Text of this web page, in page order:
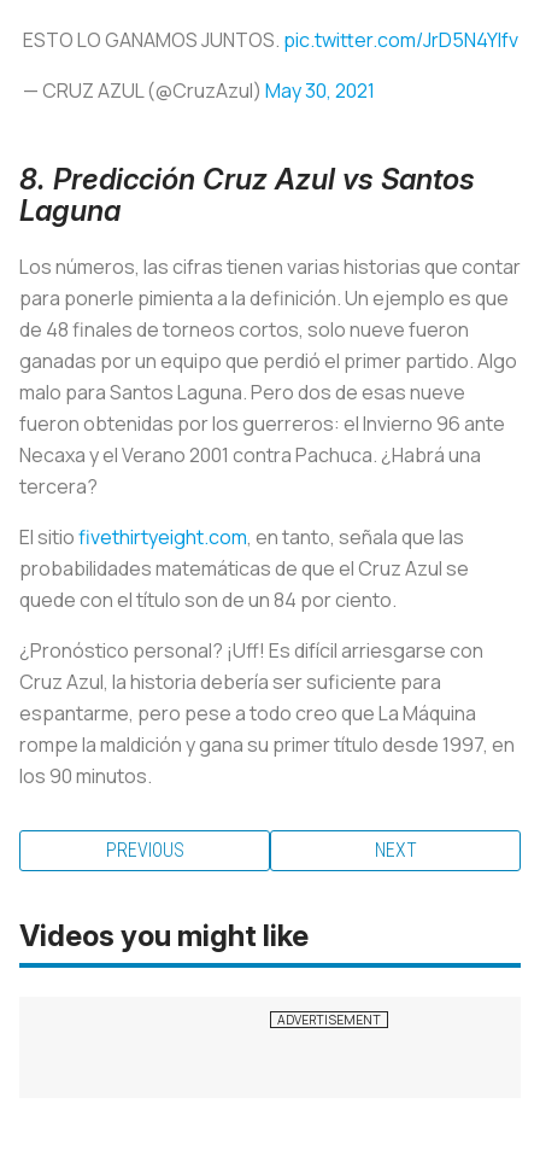
ESTO LO GANAMOS JUNTOS. pic.twitter.com/JrD5N4YIfv
— CRUZ AZUL (@CruzAzul) May 30, 2021
8. Predicción Cruz Azul vs Santos
Laguna
Los números, las cifras tienen varias historias que contar
para ponerle pimienta a la definición. Un ejemplo es que
de 48 finales de torneos cortos, solo nueve fueron
ganadas por un equipo que perdió el primer partido. Algo
malo para Santos Laguna. Pero dos de esas nueve
fueron obtenidas por los guerreros: el Invierno 96 ante
Necaxa y el Verano 2001 contra Pachuca. ¿Habrá una
tercera?
El sitiofivethirtyeight.com, en tanto, señala que las
probabilidades matemáticas de que el Cruz Azul se
quede con el título son de un 84 por ciento.
¿Pronóstico personal? ¡Uff! Es difícil arriesgarse con
Cruz Azul, la historia debería ser suficiente para
espantarme, pero pese a todo creo que La Máquina
rompe la maldición y gana su primer título desde 1997, en
los 90 minutos.
PREVIOUS NEXT
Videos you might like